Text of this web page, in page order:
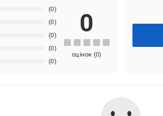
(0)
(0)
(0)
(0)
(0)
0
оцінок (0)